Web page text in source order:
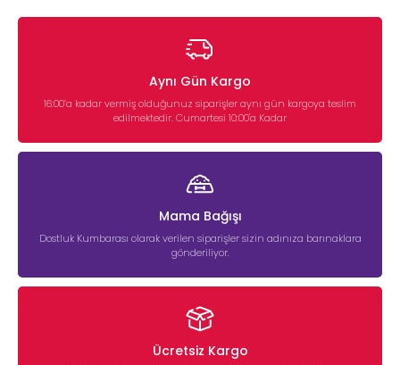
Aynı Gün Kargo
16:00’a kadar vermiş olduğunuz siparişler aynı gün kargoya teslim
edilmektedir. Cumartesi 10:00'a Kadar
Mama Bağışı
Dostluk Kumbarası olarak verilen siparişler sizin adınıza barınaklara
gönderiliyor.
Ücretsiz Kargo